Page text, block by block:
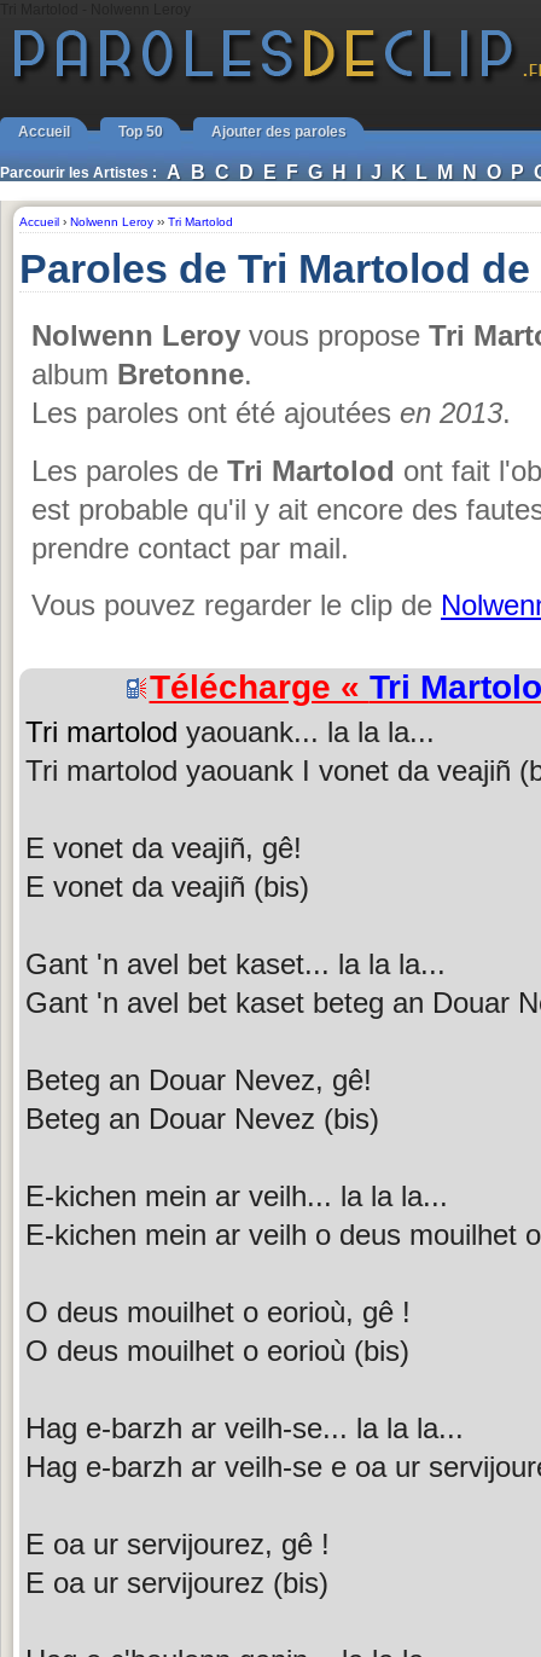
Accueil Top 50 Ajouter des paroles
Parcourir les Artistes : A B C D E F G H I J K L M N O P
Accueil › Nolwenn Leroy ›› Tri Martolod
Paroles de Tri Martolod
Nolwenn Leroy vous propose Tri
album Bretonne.
Les paroles ont été ajoutées en 2013.
Les paroles de Tri Martolod ont fait
est probable qu'il y ait encore des
prendre contact par mail.
Vous pouvez regarder le clip de
Télécharge « Tri
Tri martolod yaouank... la la la...
Tri martolod yaouank I vonet da veajiñ
E vonet da veajiñ, gê!
E vonet da veajiñ (bis)
Gant 'n avel bet kaset... la la la...
Gant 'n avel bet kaset beteg an Douar
Beteg an Douar Nevez, gê!
Beteg an Douar Nevez (bis)
E-kichen mein ar veilh... la la la...
E-kichen mein ar veilh o deus mouilhet
O deus mouilhet o eorioù, gê !
O deus mouilhet o eorioù (bis)
Hag e-barzh ar veilh-se... la la la...
Hag e-barzh ar veilh-se e oa ur
E oa ur servijourez, gê !
E oa ur servijourez (bis)